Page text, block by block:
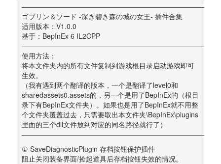
————————————————————————————
ゴブリン＆ソード -深き碧き森の城の女王- 插件合集
适用版本：V1.0.0
基于：BepInEx 6 IL2CPP
————————————————————————————
使用方法：
将本文件夹内的所有文件复制到游戏根目录启动游戏即可
生效。
（我有遇到两个翻译的版本，一个是翻译了level0和
sharedassets0.assets的，另一个是用了BepInEx的（根目
录下有BepInEx文件夹）。如果也是用了BepInEx就不用整
个文件夹覆盖过去，只需要取出本文件夹\BepInEx\plugins
里面的三个dll文件放到对应的同名路径就行了）
————————————————————————————
① SaveDiagnosticPlugin 存档按钮保护插件
阻止关闭装备界面/捡起道具后存档按钮失效的情况。